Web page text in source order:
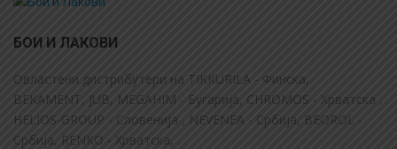
БОИ И ЛАКОВИ
Овластени дистрибутери на TIKKURILA - Финска,
BEKAMENT, JUB, MEGAHIM - Бугарија, CHROMOS - Хрватска ,
HELIOS-GROUP - Словенија , NEVENEA - Србија, BEOROL -
Србија, RENKO - Хрватска, …